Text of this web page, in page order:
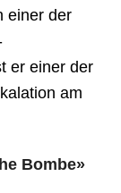
einer der
er einer der
am
Bombe»